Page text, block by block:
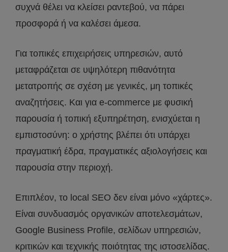
συχνά θέλει να κλείσει ραντεβού, να πάρει
προσφορά ή να καλέσει άμεσα.
Για τοπικές επιχειρήσεις υπηρεσιών, αυτό
μεταφράζεται σε υψηλότερη πιθανότητα
μετατροπής σε σχέση με γενικές, μη τοπικές
αναζητήσεις. Και για e-commerce με φυσική
παρουσία ή τοπική εξυπηρέτηση, ενισχύεται η
εμπιστοσύνη: ο χρήστης βλέπει ότι υπάρχει
πραγματική έδρα, πραγματικές αξιολογήσεις και
παρουσία στην περιοχή.
Επιπλέον, το local SEO δεν είναι μόνο «χάρτες».
Είναι συνδυασμός οργανικών αποτελεσμάτων,
Google Business Profile, σελίδων υπηρεσιών,
κριτικών και τεχνικής ποιότητας της ιστοσελίδας.